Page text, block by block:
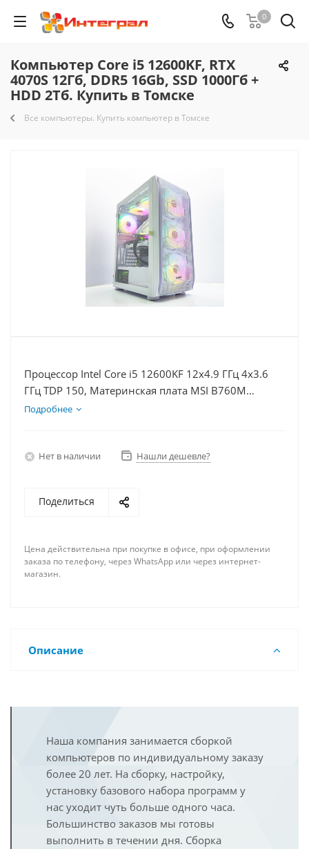
0
Компьютер Core i5 12600KF, RTX
4070S 12Гб, DDR5 16Gb, SSD 1000Гб +
HDD 2Тб. Купить в Томске
Все компьютеры. Купить компьютер в Томске
Процессор Intel Core i5 12600KF 12x4.9 ГГц 4x3.6
ГГц TDP 150, Материнская плата MSI B760M
BOMBER WIFI D5, Видеокарта RTX 4070S 12Гб,
Подробнее
Нет в наличии Нашли дешевле?
Поделиться
Цена действительна при покупке в офисе, при оформлении
заказа по телефону, через WhatsApp или через интернет-
магазин.
Описание
Наша компания занимается сборкой
компьютеров по индивидуальному заказу
более 20 лет. На сборку, настройку,
установку базового набора программ у
нас уходит чуть больше одного часа.
Большинство заказов мы готовы
выполнить в течении дня. Сборка